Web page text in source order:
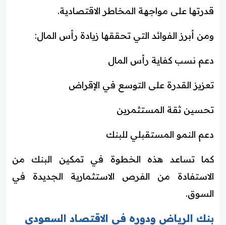
قدرتها على مواجهة المخاطر الاقتصادية.
ومن أبرز الفوائد التي تحققها زيادة رأس المال:
دعم نسب كفاية رأس المال
تعزيز القدرة على التوسع في الإقراض
تحسين ثقة المستثمرين
دعم النمو المستقبلي للبنك
كما تساعد هذه الخطوة في تمكين البنك من
الاستفادة من الفرص الاستثمارية الجديدة في
السوق.
بنك الرياض ودوره في الاقتصاد السعودي